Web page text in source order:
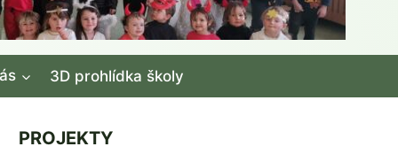
3D prohlídka školy
PROJEKTY